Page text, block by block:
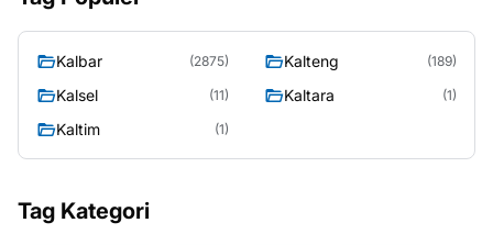
Kalbar (2875) Kalteng (189)
Kalsel (11) Kaltara (1)
Kaltim (1)
Tag Kategori